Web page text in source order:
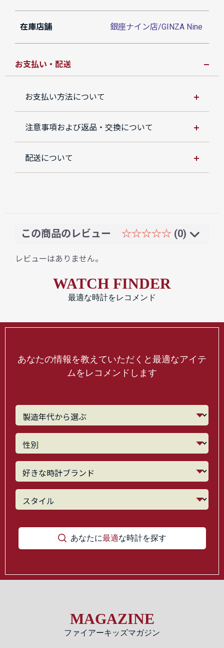
在庫店舗 銀座ナイン店/GINZA Nine
お支払い・配送
お支払い方法について
注意事項および返品・交換について
配送について
この商品のレビュー ☆☆☆☆☆ (0)
レビューはありません。
WATCH FINDER
最適な時計をレコメンド
あなたの情報を教えていただくと最適なアイテ
ムをレコメンドします
あなたに最適な時計を探す
MAGAZINE
ファイアーキッズマガジン